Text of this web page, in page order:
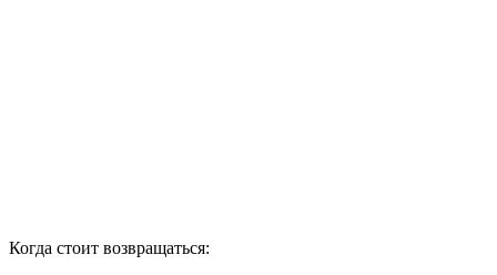
Когда стоит возвращаться: